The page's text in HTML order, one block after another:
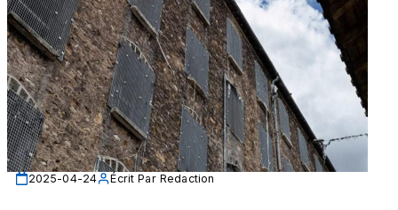
2025-04-24 Écrit Par Redaction